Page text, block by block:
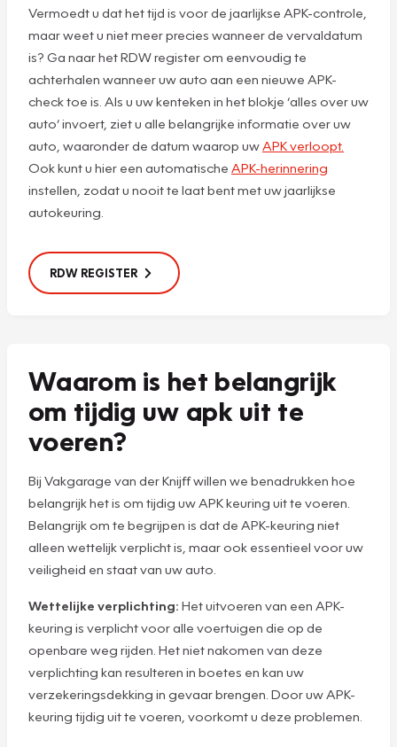
Vermoedt u dat het tijd is voor de jaarlijkse APK-controle,
maar weet u niet meer precies wanneer de vervaldatum
is? Ga naar het RDW register om eenvoudig te
achterhalen wanneer uw auto aan een nieuwe APK-
check toe is. Als u uw kenteken in het blokje ‘alles over uw
auto’ invoert, ziet u alle belangrijke informatie over uw
auto, waaronder de datum waarop uwAPK verloopt.
Ook kunt u hier een automatische APK-herinnering
instellen, zodat u nooit te laat bent met uw jaarlijkse
autokeuring.
RDW REGISTER
Waarom is het belangrijk
om tijdig uw apk uit te
voeren?
Bij Vakgarage van der Knijff willen we benadrukken hoe
belangrijk het is om tijdig uw APK keuring uit te voeren.
Belangrijk om te begrijpen is dat de APK-keuring niet
alleen wettelijk verplicht is, maar ook essentieel voor uw
veiligheid en staat van uw auto.
Wettelijke verplichting: Het uitvoeren van een APK-
keuring is verplicht voor alle voertuigen die op de
openbare weg rijden. Het niet nakomen van deze
verplichting kan resulteren in boetes en kan uw
verzekeringsdekking in gevaar brengen. Door uw APK-
keuring tijdig uit te voeren, voorkomt u deze problemen.